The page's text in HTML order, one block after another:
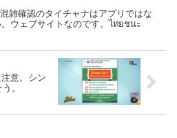
雑確認のタイチャナはアプリではな
。ウェブサイトなのです。ไทยชนะ
意。シン
。